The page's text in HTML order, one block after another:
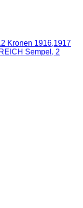
Kronen 1916,1917
Sempel, 2